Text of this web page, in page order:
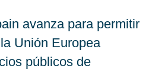
avanza para permitir
Unión Europea
públicos de